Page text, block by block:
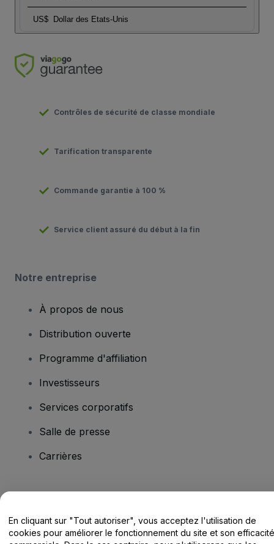
US$ Dollar des Etats-Unis
Contrôles de sécurité de classe mondiale
Tarification transparente
Commande garantie à 100 %
Service client assuré du début à la fin
Notre entreprise
À propos de nous
Distribution ouverte
Programme d'affiliation
Investisseurs
Services corporatifs
Salle de presse
Carrières
Centre d'assistance / Nous contacter
En cliquant sur "Tout autoriser", vous acceptez l'utilisation de
cookies pour améliorer le fonctionnement du site et son efficacité